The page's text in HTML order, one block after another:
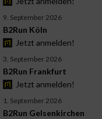
9. September 2026
B2Run Köln
Jetzt anmelden!
3. September 2026
B2Run Frankfurt
Jetzt anmelden!
1. September 2026
B2Run Gelsenkirchen